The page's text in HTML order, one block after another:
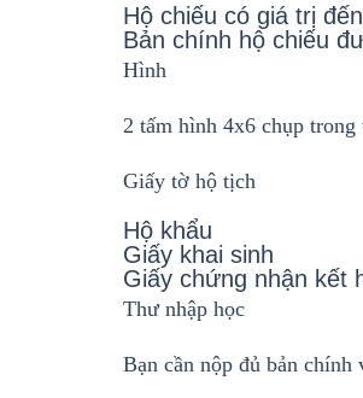
Hộ chiếu có giá trị
Bản chính hộ chiếu
Hình
2 tấm hình 4x6 chụp trong
Giấy tờ hộ tịch
Hộ khẩu
Giấy khai sinh
Giấy chứng nhận kết
Thư nhập học
Bạn cần nộp đủ bản